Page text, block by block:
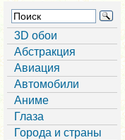
3D обои
Абстракция
Авиация
Автомобили
Аниме
Глаза
Города и страны